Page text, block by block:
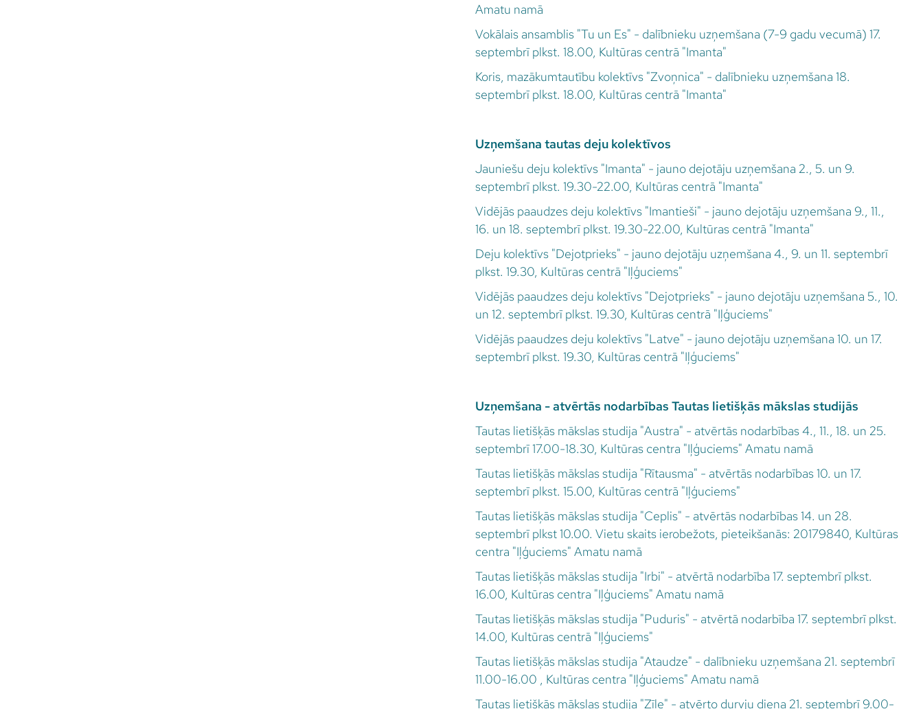
Amatu namā
Vokālais ansamblis "Tu un Es" - dalībnieku uzņemšana (7-9 gadu vecumā) 17.
septembrī plkst. 18.00, Kultūras centrā "Imanta"
Koris, mazākumtautību kolektīvs "Zvoņnica" - dalībnieku uzņemšana 18.
septembrī plkst. 18.00, Kultūras centrā "Imanta"
Uzņemšana tautas deju kolektīvos
Jauniešu deju kolektīvs "Imanta" - jauno dejotāju uzņemšana 2., 5. un 9.
septembrī plkst. 19.30-22.00, Kultūras centrā "Imanta"
Vidējās paaudzes deju kolektīvs "Imantieši" - jauno dejotāju uzņemšana 9., 11.,
16. un 18. septembrī plkst. 19.30-22.00, Kultūras centrā "Imanta"
Deju kolektīvs "Dejotprieks" - jauno dejotāju uzņemšana 4., 9. un 11. septembrī
plkst. 19.30, Kultūras centrā "Iļģuciems"
Vidējās paaudzes deju kolektīvs "Dejotprieks" - jauno dejotāju uzņemšana 5., 10.
un 12. septembrī plkst. 19.30, Kultūras centrā "Iļģuciems"
Vidējās paaudzes deju kolektīvs "Latve" - jauno dejotāju uzņemšana 10. un 17.
septembrī plkst. 19.30, Kultūras centrā "Iļģuciems"
Uzņemšana - atvērtās nodarbības Tautas lietišķās mākslas studijās
Tautas lietišķās mākslas studija "Austra" - atvērtās nodarbības 4., 11., 18. un 25.
septembrī 17.00-18.30, Kultūras centra "Iļģuciems" Amatu namā
Tautas lietišķās mākslas studija "Rītausma" - atvērtās nodarbības 10. un 17.
septembrī plkst. 15.00, Kultūras centrā "Iļģuciems"
Tautas lietišķās mākslas studija "Ceplis" - atvērtās nodarbības 14. un 28.
septembrī plkst 10.00. Vietu skaits ierobežots, pieteikšanās: 20179840, Kultūras
centra "Iļģuciems" Amatu namā
Tautas lietišķās mākslas studija "Irbi" - atvērtā nodarbība 17. septembrī plkst.
16.00, Kultūras centra "Iļģuciems" Amatu namā
Tautas lietišķās mākslas studija "Puduris" - atvērtā nodarbība 17. septembrī plkst.
14.00, Kultūras centrā "Iļģuciems"
Tautas lietišķās mākslas studija "Ataudze" - dalībnieku uzņemšana 21. septembrī
11.00-16.00 , Kultūras centra "Iļģuciems" Amatu namā
Tautas lietišķās mākslas studija "Zīle" - atvērto durvju diena 21. septembrī 9.00-